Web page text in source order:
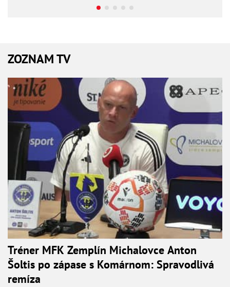
ZOZNAM TV
Tréner MFK Zemplín Michalovce Anton
Šoltis po zápase s Komárnom: Spravodlivá
remíza